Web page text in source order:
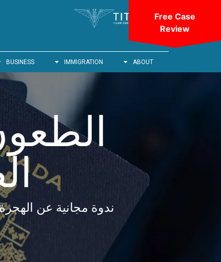
ABOUT
IMMIGRATION
BUSINESS
ندوة مجانية عن
Free Case
Review